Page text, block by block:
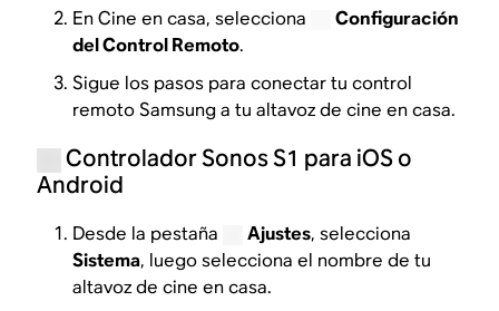
En Cine en casa, selecciona
Configuración
del Control Remoto.
Sigue los pasos para conectar tu control
remoto Samsung a tu altavoz de cine en casa.
Controlador Sonos S1 para iOS o
Android
Desde la pestaña Ajustes, selecciona
Sistema, luego selecciona el nombre de tu
altavoz de cine en casa.